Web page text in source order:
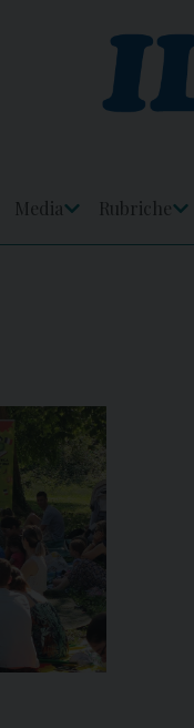
Media
Rubriche